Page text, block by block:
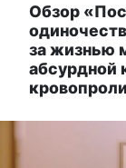
Обзор
за жизнью
абсурдной